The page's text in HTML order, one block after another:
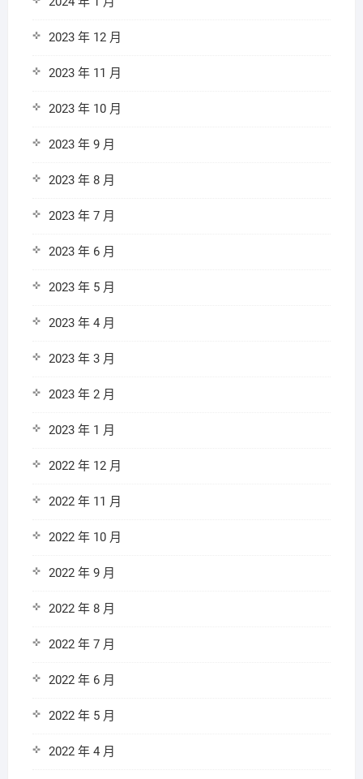
2023 年 12 月
2023 年 11 月
2023 年 10 月
2023 年 9 月
2023 年 8 月
2023 年 7 月
2023 年 6 月
2023 年 5 月
2023 年 4 月
2023 年 3 月
2023 年 2 月
2023 年 1 月
2022 年 12 月
2022 年 11 月
2022 年 10 月
2022 年 9 月
2022 年 8 月
2022 年 7 月
2022 年 6 月
2022 年 5 月
2022 年 4 月